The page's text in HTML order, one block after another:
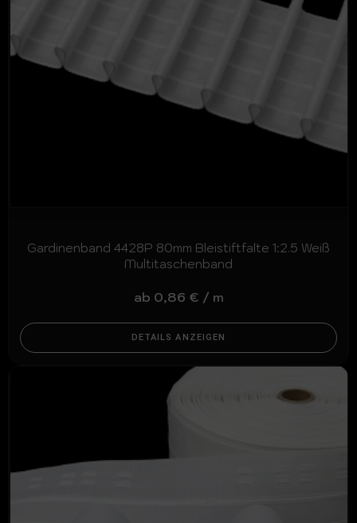
Gardinenband 4428P 80mm Bleistiftfalte 1:2.5 Weiß
Multitaschenband
ab 0,86 € / m
DETAILS ANZEIGEN